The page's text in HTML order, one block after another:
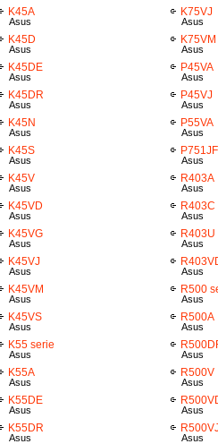
K45A
Asus
K45D
Asus
K45DE
Asus
K45DR
Asus
K45N
Asus
K45S
Asus
K45V
Asus
K45VD
Asus
K45VG
Asus
K45VJ
Asus
K45VM
Asus
K45VS
Asus
K55 serie
Asus
K55A
Asus
K55DE
Asus
K55DR
Asus
K75VJ
Asus
K75VM
Asus
P45VA
Asus
P45VJ
Asus
P55VA
Asus
P751JF
Asus
R403A
Asus
R403C
Asus
R403U
Asus
Asus
R500
Asus
R500A
Asus
Asus
R500V
Asus
Asus
Asus